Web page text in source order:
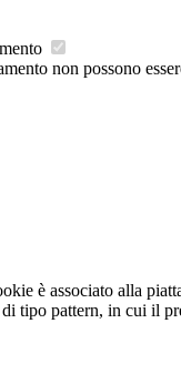
non possono
è associato alla
tipo pattern, in cui il